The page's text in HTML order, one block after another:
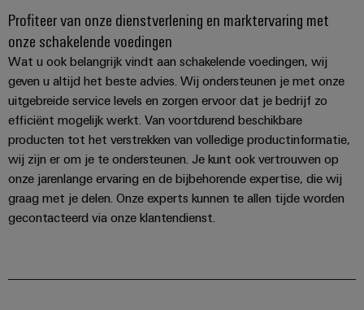
Profiteer van onze dienstverlening en marktervaring met
onze schakelende voedingen
Wat u ook belangrijk vindt aan schakelende voedingen, wij
geven u altijd het beste advies. Wij ondersteunen je met onze
uitgebreide service levels en zorgen ervoor dat je bedrijf zo
efficiënt mogelijk werkt. Van voortdurend beschikbare
producten tot het verstrekken van volledige productinformatie,
wij zijn er om je te ondersteunen. Je kunt ook vertrouwen op
onze jarenlange ervaring en de bijbehorende expertise, die wij
graag met je delen. Onze experts kunnen te allen tijde worden
gecontacteerd via onze klantendienst.